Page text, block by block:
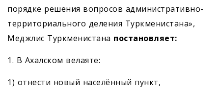
порядке решения вопросов административно-
территориального деления Туркменистана»,
Меджлис Туркменистана ­ постановляет:
1. В Ахалском велаяте:
1) отнести новый населённый пункт,